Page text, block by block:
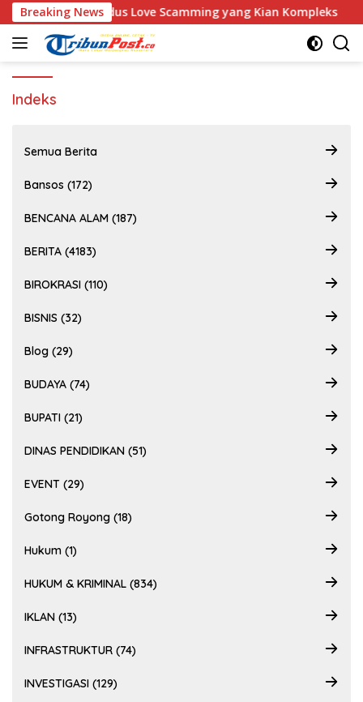
Langsung
ke
konten
Breaking News
Hadapi Modus Love Scamming yang Kian Kompleks
Indeks
Semua Berita
Bansos (172)
BENCANA ALAM (187)
BERITA (4183)
BIROKRASI (110)
BISNIS (32)
Blog (29)
BUDAYA (74)
BUPATI (21)
DINAS PENDIDIKAN (51)
EVENT (29)
Gotong Royong (18)
Hukum (1)
HUKUM & KRIMINAL (834)
IKLAN (13)
INFRASTRUKTUR (74)
INVESTIGASI (129)